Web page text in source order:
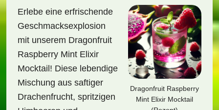
Dragonfruit Raspberry
Mint Elixir Mocktail
Erlebe eine erfrischende
Geschmacksexplosion
mit unserem Dragonfruit
Raspberry Mint Elixir
Mocktail! Diese lebendige
Mischung aus saftiger
Drachenfrucht, spritzigen